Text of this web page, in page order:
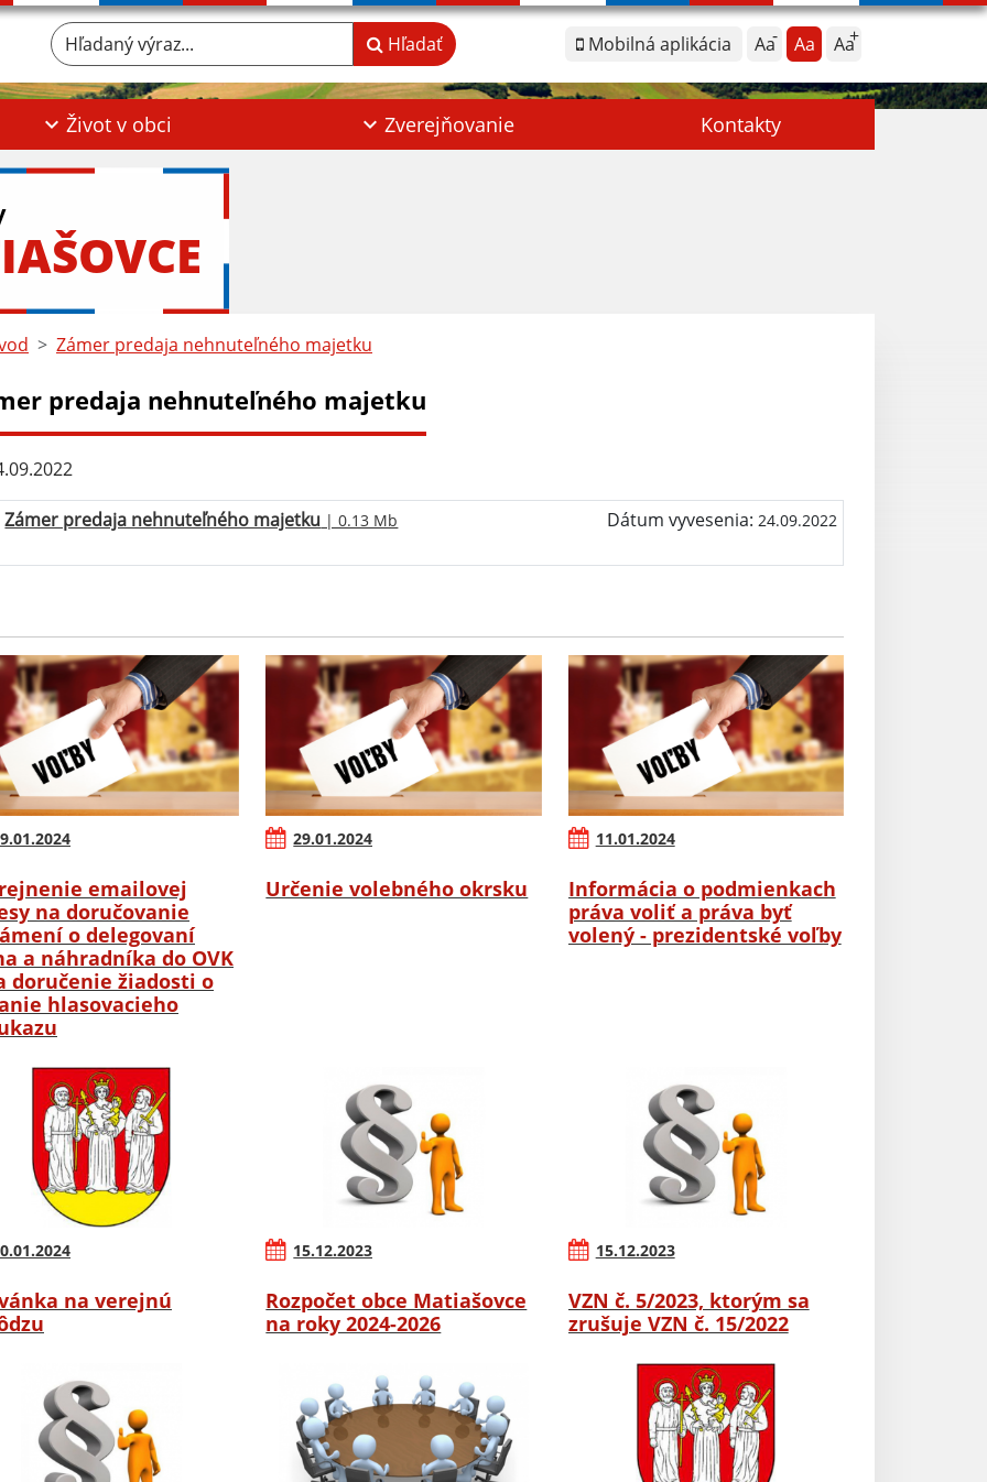
Mobilná aplikácia Aa Aa Aa
Hľadaný výraz... Hľadať
Život v obci Zverejňovanie Kontakty
Zámer predaja nehnuteľného majetku
predaja nehnuteľného majetku
Zámer predaja nehnuteľného majetku | 0.13 Mb Dátum vyvesenia: 24.09.2022
emailovej
na doručovanie
o delegovaní
a náhradníka do OVK
doručenie žiadosti o
hlasovacieho
29.01.2024
Určenie volebného okrsku
11.01.2024
Informácia o podmienkach
práva voliť a práva byť
volený - prezidentské voľby
na verejnú
15.12.2023
Rozpočet obce Matiašovce
na roky 2024-2026
15.12.2023
VZN č. 5/2023, ktorým sa
zrušuje VZN č. 15/2022